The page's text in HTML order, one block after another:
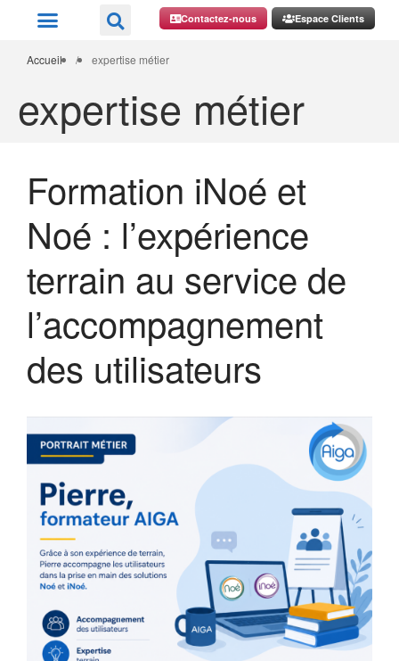
Contactez-nous Espace Clients
Accueil / expertise métier
expertise métier
Formation iNoé et
Noé : l’expérience
terrain au service de
l’accompagnement
des utilisateurs